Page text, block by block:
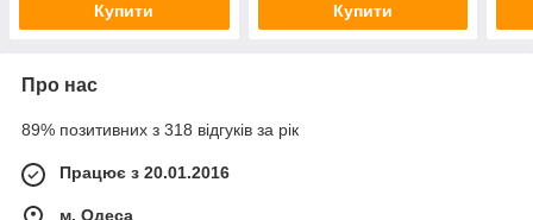
Купити Купити
Про нас
89% позитивних з 318 відгуків за рік
Працює з 20.01.2016
м. Одеса